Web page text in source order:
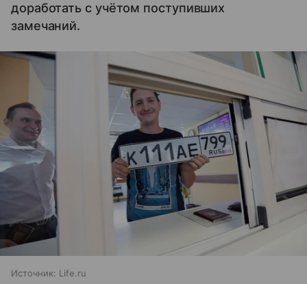
доработать с учётом поступивших
замечаний.
Источник: Life.ru